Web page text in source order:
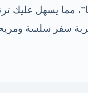
مما يسهل عليك
سفر سلسة